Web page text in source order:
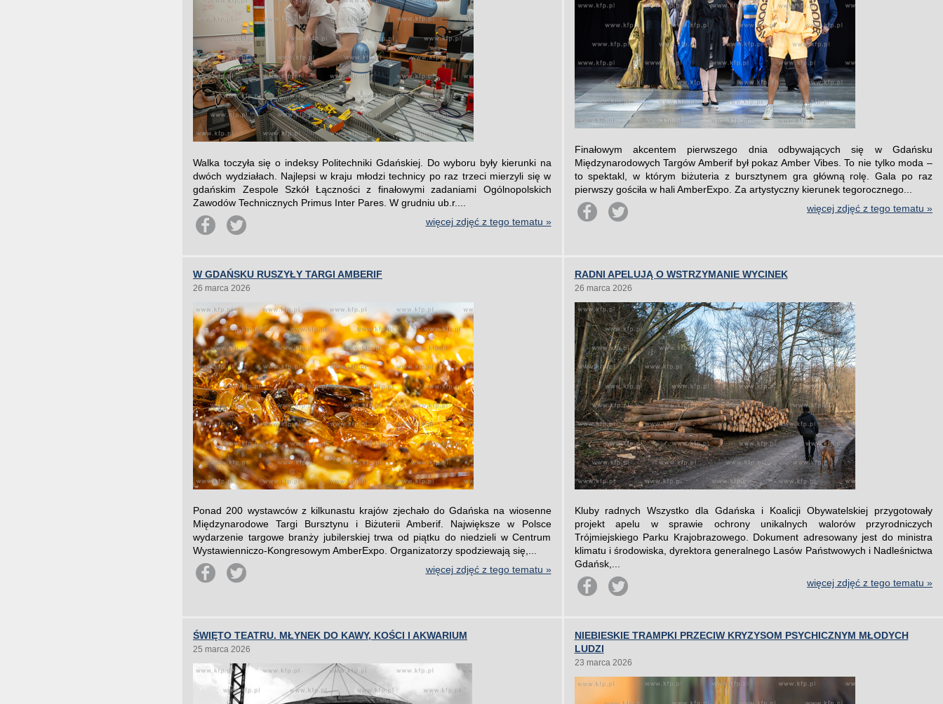
Walka toczyła się o indeksy Politechniki Gdańskiej. Do wyboru były kierunki na
dwóch wydziałach. Najlepsi w kraju młodzi technicy po raz trzeci mierzyli się w
gdańskim Zespole Szkół Łączności z finałowymi zadaniami Ogólnopolskich
Zawodów Technicznych Primus Inter Pares. W grudniu ub.r....
więcej zdjęć z tego tematu »
Finałowym akcentem pierwszego dnia odbywających się w Gdańsku
Międzynarodowych Targów Amberif był pokaz Amber Vibes. To nie tylko moda –
to spektakl, w którym biżuteria z bursztynem gra główną rolę. Gala po raz
pierwszy gościła w hali AmberExpo. Za artystyczny kierunek tegorocznego...
więcej zdjęć z tego tematu »
W GDAŃSKU RUSZYŁY TARGI AMBERIF
26 marca 2026
Ponad 200 wystawców z kilkunastu krajów zjechało do Gdańska na wiosenne
Międzynarodowe Targi Bursztynu i Biżuterii Amberif. Największe w Polsce
wydarzenie targowe branży jubilerskiej trwa od piątku do niedzieli w Centrum
Wystawienniczo-Kongresowym AmberExpo. Organizatorzy spodziewają się,...
więcej zdjęć z tego tematu »
RADNI APELUJĄ O WSTRZYMANIE WYCINEK
26 marca 2026
Kluby radnych Wszystko dla Gdańska i Koalicji Obywatelskiej przygotowały
projekt apelu w sprawie ochrony unikalnych walorów przyrodniczych
Trójmiejskiego Parku Krajobrazowego. Dokument adresowany jest do ministra
klimatu i środowiska, dyrektora generalnego Lasów Państwowych i Nadleśnictwa
Gdańsk,...
więcej zdjęć z tego tematu »
ŚWIĘTO TEATRU. MŁYNEK DO KAWY, KOŚCI I AKWARIUM
25 marca 2026
NIEBIESKIE TRAMPKI PRZECIW KRYZYSOM PSYCHICZNYM MŁODYCH
LUDZI
23 marca 2026